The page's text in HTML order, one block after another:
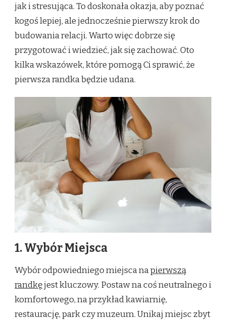
jak i stresująca. To doskonała okazja, aby poznać
kogoś lepiej, ale jednocześnie pierwszy krok do
budowania relacji. Warto więc dobrze się
przygotować i wiedzieć, jak się zachować. Oto
kilka wskazówek, które pomogą Ci sprawić, że
pierwsza randka będzie udana.
1. Wybór Miejsca
Wybór odpowiedniego miejsca napierwszą
randkęjest kluczowy. Postaw na coś neutralnego i
komfortowego, na przykład kawiarnię,
restaurację, park czy muzeum. Unikaj miejsc zbyt